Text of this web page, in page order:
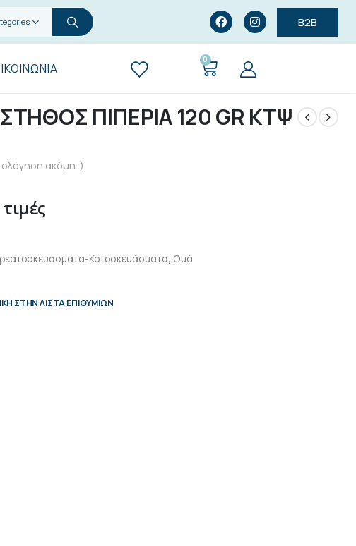
B2B
0
ΠΙΠΕΡΙΑ 120 GR ΚΤΨ
ακόμη. )
Κοτοσκευάσματα, Ωμά
ΣΤΗΝ ΛΊΣΤΑ ΕΠΙΘΥΜΙΏΝ